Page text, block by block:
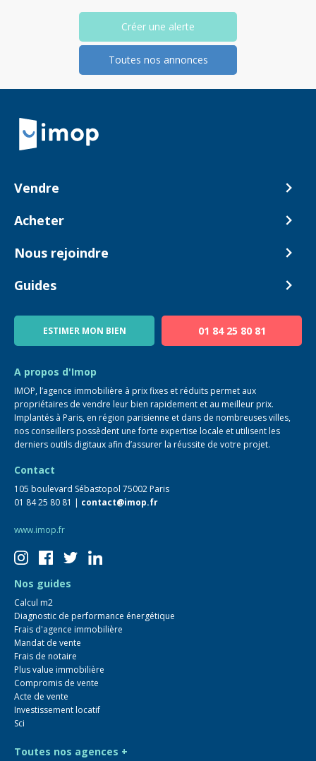
Créer une alerte
Toutes nos annonces
Retour à la navigation principale
Vendre
Comment ça marche ?
Acheter
Biens en vente
Nous rejoindre
Devenir Conseiller
Guides
Blog
ESTIMER MON BIEN 01 84 25 80 81
A propos d'Imop
IMOP, l’agence immobilière à prix fixes et réduits permet aux
propriétaires de vendre leur bien rapidement et au meilleur prix.
Implantés à Paris, en région parisienne et dans de nombreuses villes,
nos conseillers possèdent une forte expertise locale et utilisent les
derniers outils digitaux afin d’assurer la réussite de votre projet.
Contact
105 boulevard Sébastopol 75002 Paris
01 84 25 80 81 | contact@imop.fr
www.imop.fr
Nos guides
Calcul m2
Diagnostic de performance énergétique
Frais d'agence immobilière
Mandat de vente
Frais de notaire
Plus value immobilière
Compromis de vente
Acte de vente
Investissement locatif
Sci
Toutes nos agences +